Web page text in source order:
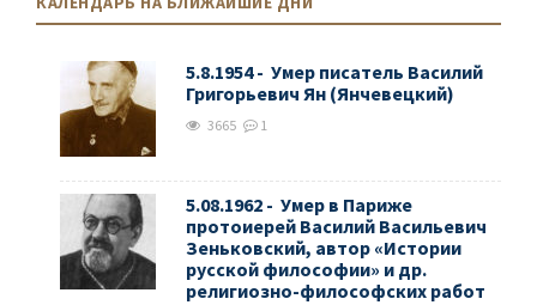
5.8.1954 - Умер писатель Василий
Григорьевич Ян (Янчевецкий)
3665 1
5.08.1962 - Умер в Париже
протоиерей Василий Васильевич
Зеньковский, автор «Истории
русской философии» и др.
религиозно-философских работ